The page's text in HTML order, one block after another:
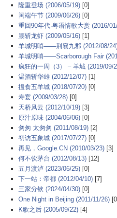
隆重登场 (2006/05/19)[0]
闰端午节 (2009/06/26)[0]
重回90年代·粤语情歌大赏 (2016/
腰斩龙虾 (2009/05/16)[1]
羊城明哨——荆襄九郡 (2012/08/
羊城明哨——Scarborough Fair
疯狂的一周（3） – 羊城 (2019/09/
温酒斩华雄 (2012/12/07)[1]
揾食五羊城 (2018/07/20)[0]
寿宴 (2009/03/28)[0]
天桥风云 (2012/10/19)[3]
原汁原味 (2004/06/06)[0]
匆匆 太匆匆 (2011/08/19)[2]
初访五象城 (2017/07/27)[0]
再见，Google.CN (2010/03/23)[3]
何不饮茅台 (2012/08/13)[12]
五月渡泸 (2023/06/25)[0]
下一站：帝都 (2012/04/10)[7]
三家分钦 (2024/04/30)[0]
One Night in Beijing (2011/11/26)
K歌之后 (2005/09/22)[4]